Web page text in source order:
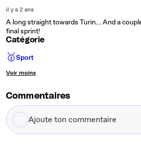
il y a 2 ans
A long straight towards Turin… And a
final sprint!
Catégorie
🥇Sport
Voir moins
Commentaires
Ajoute
ton